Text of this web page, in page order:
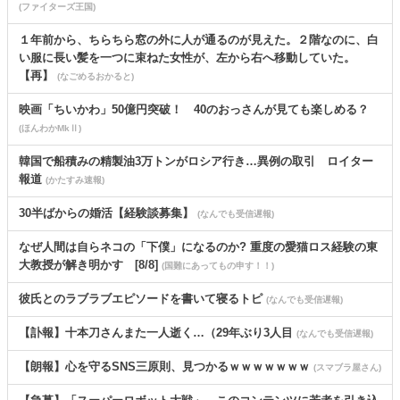
(ファイターズ王国)
１年前から、ちらちら窓の外に人が通るのが見えた。２階なのに、白
い服に長い髪を一つに束ねた女性が、左から右へ移動していた。
【再】
(なごめるおかると)
映画「ちいかわ」50億円突破！ 40のおっさんが見ても楽しめる？
(ほんわかMkⅡ)
韓国で船積みの精製油3万トンがロシア行き…異例の取引 ロイター
報道 (かたすみ速報)
30半ばからの婚活【経験談募集】 (なんでも受信遅報)
なぜ人間は自らネコの「下僕」になるのか? 重度の愛猫ロス経験の東
大教授が解き明かす [8/8] (国難にあってもの申す！！)
彼氏とのラブラブエピソードを書いて寝るトピ (なんでも受信遅報)
【訃報】十本刀さんまた一人逝く…（29年ぶり3人目 (なんでも受信遅報)
【朗報】心を守るSNS三原則、見つかるｗｗｗｗｗｗｗ (スマブラ屋さん)